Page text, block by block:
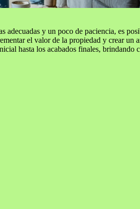
y un poco de paciencia, es
el valor de la propiedad y crear
hasta los acabados finales, brindando